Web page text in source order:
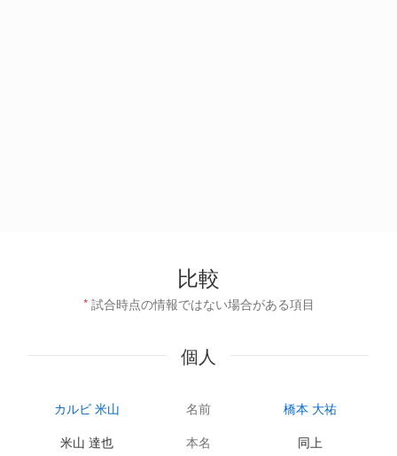
比較
* 試合時点の情報ではない場合がある項目
個人
カルビ 米山 名前
橋本 大祐
米山 達也
本名
同上